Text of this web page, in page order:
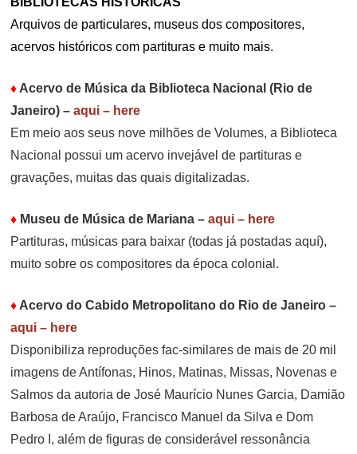
Arquivos de particulares, museus dos compositores,
acervos históricos com partituras e muito mais.
♦ Acervo de Música da Biblioteca Nacional (Rio de
Janeiro) –aqui – here
Em meio aos seus nove milhões de Volumes, a Biblioteca
Nacional possui um acervo invejável de partituras e
gravações, muitas das quais digitalizadas.
♦ Museu de Música de Mariana –aqui – here
Partituras, músicas para baixar (todas já postadas aquí),
muito sobre os compositores da época colonial.
♦ Acervo do Cabido Metropolitano do Rio de Janeiro –
aqui – here
Disponibiliza reproduções fac-similares de mais de 20 mil
imagens de Antífonas, Hinos, Matinas, Missas, Novenas e
Salmos da autoria de José Maurício Nunes Garcia, Damião
Barbosa de Araújo, Francisco Manuel da Silva e Dom
Pedro I, além de figuras de considerável ressonância